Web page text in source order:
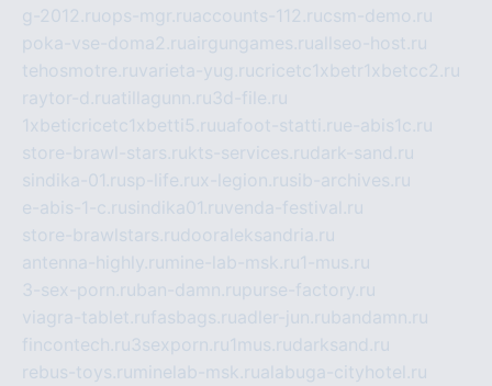
g-2012.ruops-mgr.ruaccounts-112.rucsm-demo.ru
poka-vse-doma2.ruairgungames.ruallseo-host.ru
tehosmotre.ruvarieta-yug.rucricetc1xbetr1xbetcc2.ru
raytor-d.ruatillagunn.ru3d-file.ru
1xbeticricetc1xbetti5.ruuafoot-statti.rue-abis1c.ru
store-brawl-stars.rukts-services.rudark-sand.ru
sindika-01.rusp-life.rux-legion.rusib-archives.ru
e-abis-1-c.rusindika01.ruvenda-festival.ru
store-brawlstars.rudooraleksandria.ru
antenna-highly.ru mine-lab-msk.ru1-mus.ru
3-sex-porn.ruban-damn.rupurse-factory.ru
viagra-tablet.rufasbags.ruadler-jun.rubandamn.ru
fincontech.ru3sexporn.ru1mus.rudarksand.ru
rebus-toys.ru minelab-msk.rualabuga-cityhotel.ru